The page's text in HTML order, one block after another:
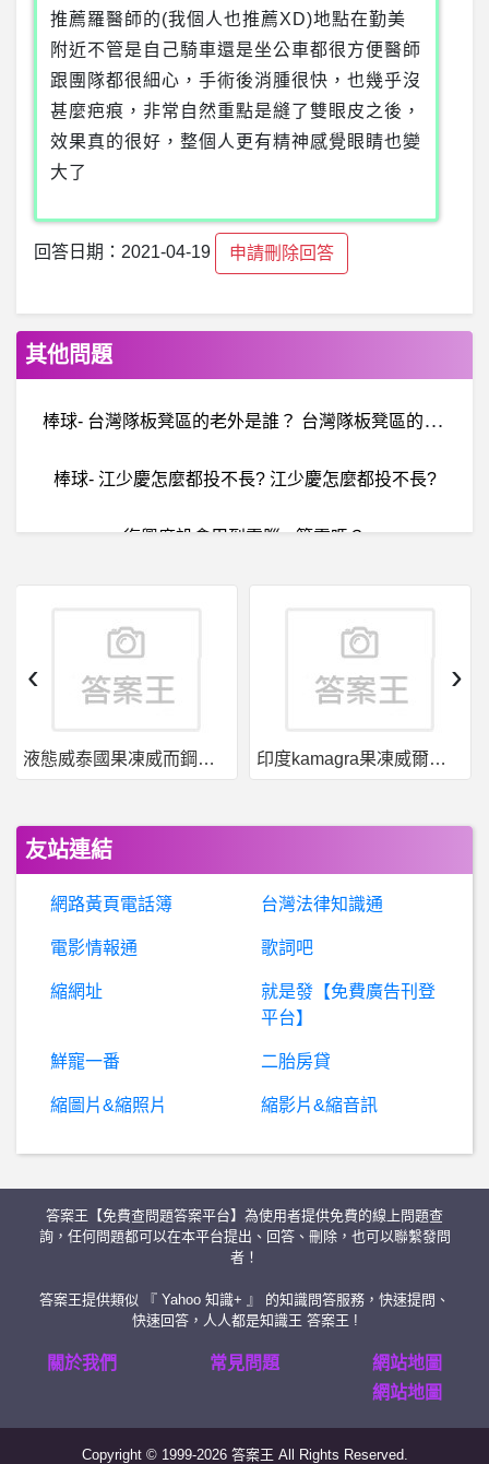
推薦羅醫師的(我個人也推薦XD)地點在勤美
附近不管是自己騎車還是坐公車都很方便醫師
跟團隊都很細心，手術後消腫很快，也幾乎沒
甚麼疤痕，非常自然重點是縫了雙眼皮之後，
效果真的很好，整個人更有精神感覺眼睛也變
大了
回答日期：2021-04-19 申請刪除回答
其他問題
棒
球- 台灣隊板凳區的老外是誰？ 台灣隊板凳區的老外是誰？
棒球- 江少慶怎麼都投不長? 江少慶怎麼都投不長?
復興廣設會用到電腦or筆電嗎？
希
洽- FMP的九龍為什麼可以用公司資源去打工?? FMP的九龍為什麼可以用公司資源去打工??
鄭中基- 下禮拜演唱會
希
洽-克雷多斯的混沌雙刃抄音柱?? 克雷多斯的混沌雙刃抄音柱??
希
洽- 轉生成魔法老師的涅吉會選誰？ 轉生成魔法老師的涅吉會選誰？
股
票- 為什麼股板人氣最近降低不少 為什麼股板人氣最近降低不少
英雄聯盟- 上路VS佛利貝爾 上路VS佛利貝爾
BaseballXXXX- 八卦 八卦
希
洽- 三國志11是最好玩的一代嗎? 三國志11是最好玩的一代嗎?
液態威泰國果凍威而鋼哪裡買 印度kamagra果凍威爾剛用於治療男性勃起功能障礙
‹ ›
友站連結
網路黃頁電話簿 台灣法律知識通
電影情報通 歌詞吧
縮網址
就是發【免費廣告刊登
平台】
鮮寵一番 二胎房貸
縮圖片&縮照片 縮影片&縮音訊
答案王【免費查問題答案平台】為使用者提供免費的線上問題查
詢，任何問題都可以在本平台提出、回答、刪除，也可以聯繫發問
者！
答案王提供類似 『 Yahoo 知識+ 』 的知識問答服務，快速提問、
快速回答，人人都是知識王 答案王 !
關於我們 常見問題
網站地圖
網站地圖
Copyright © 1999-2026 答案王 All Rights Reserved.